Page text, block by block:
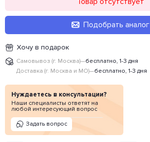
Подобрать аналог
Хочу в подарок
Самовывоз (г. Москва)—бесплатно, 1-3 дня
Доставка (г. Москва и МО)—бесплатно, 1-3 дня
Нуждаетесь в консультации?
Наши специалисты ответят на
любой интересующий вопрос
Задать вопрос